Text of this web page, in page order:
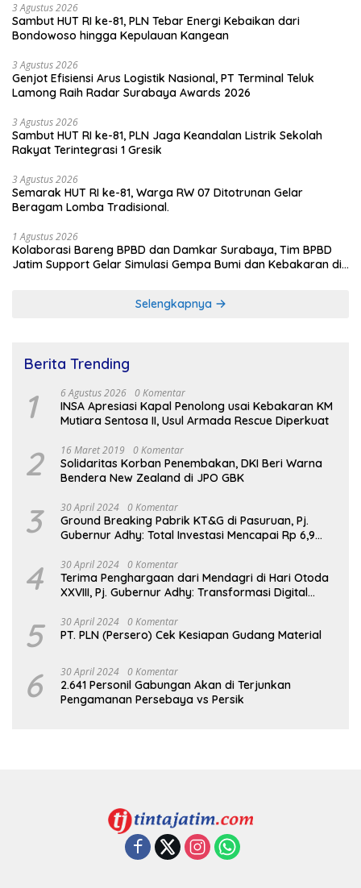
3 Agustus 2026
Sambut HUT RI ke-81, PLN Tebar Energi Kebaikan dari
Bondowoso hingga Kepulauan Kangean
3 Agustus 2026
Genjot Efisiensi Arus Logistik Nasional, PT Terminal Teluk
Lamong Raih Radar Surabaya Awards 2026
3 Agustus 2026
Sambut HUT RI ke-81, PLN Jaga Keandalan Listrik Sekolah
Rakyat Terintegrasi 1 Gresik
3 Agustus 2026
Semarak HUT RI ke-81, Warga RW 07 Ditotrunan Gelar
Beragam Lomba Tradisional.
1 Agustus 2026
Kolaborasi Bareng BPBD dan Damkar Surabaya, Tim BPBD
Jatim Support Gelar Simulasi Gempa Bumi dan Kebakaran di
Selengkapnya
Berita Trending
1 6 Agustus 2026 0 Komentar
INSA Apresiasi Kapal Penolong usai Kebakaran KM
Mutiara Sentosa II, Usul Armada Rescue Diperkuat
2 16 Maret 2019 0 Komentar
Solidaritas Korban Penembakan, DKI Beri Warna
Bendera New Zealand di JPO GBK
3 30 April 2024 0 Komentar
Ground Breaking Pabrik KT&G di Pasuruan, Pj.
Gubernur Adhy: Total Investasi Mencapai Rp 6,9
4 30 April 2024 0 Komentar
Terima Penghargaan dari Mendagri di Hari Otoda
XXVIII, Pj. Gubernur Adhy: Transformasi Digital
Keberhasilan Jatim
5 30 April 2024 0 Komentar
PT. PLN (Persero) Cek Kesiapan Gudang Material
6 30 April 2024 0 Komentar
2.641 Personil Gabungan Akan di Terjunkan
Pengamanan Persebaya vs Persik